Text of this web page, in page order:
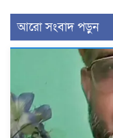
আরো সংবাদ পড়ুন